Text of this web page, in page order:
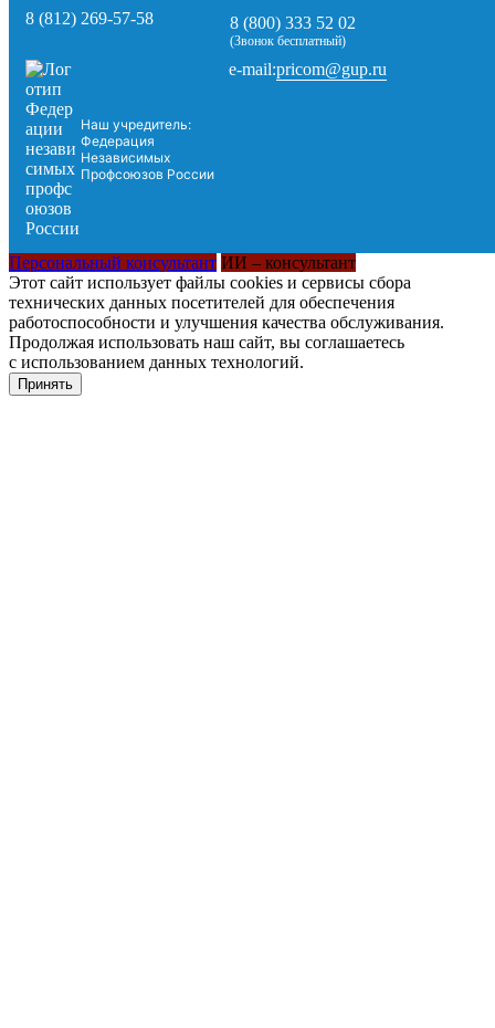
8 (812) 269-57-58
8 (800) 333 52 02
(Звонок бесплатный)
Наш учредитель:
Федерация
Независимых
Профсоюзов России
e-mail:pricom@gup.ru
Персональный консультант ИИ – консультант
Этот сайт использует файлы cookies и сервисы сбора
технических данных посетителей для обеспечения
работоспособности и улучшения качества обслуживания.
Продолжая использовать наш сайт, вы соглашаетесь
с использованием данных технологий.
Принять